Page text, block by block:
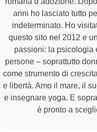
anni ho lasciato tutto
indeterminato. Ho
questo sito nel 2012 e
passioni: la psicologia
persone – soprattutto
come strumento di
e libertà. Amo il mare, il
e insegnare yoga. E
è pronto a